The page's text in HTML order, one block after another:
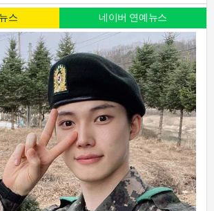
스 네이버 연예뉴스